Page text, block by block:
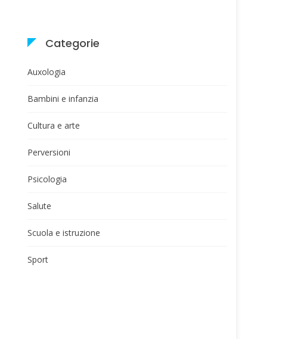
Categorie
Auxologia
Bambini e infanzia
Cultura e arte
Perversioni
Psicologia
Salute
Scuola e istruzione
Sport